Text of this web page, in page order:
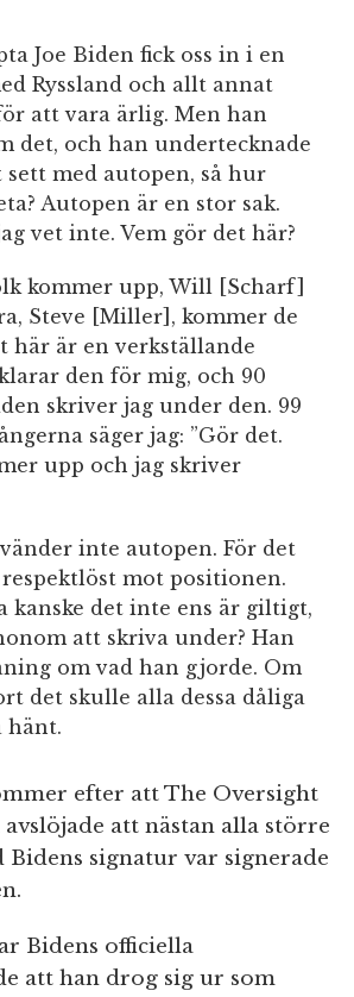
Joe Biden fick oss in i en
Ryssland och allt annat
att vara ärlig. Men han
det, och han undertecknade
med autopen, så hur
Autopen är en stor sak.
vet inte. Vem gör det här?
kommer upp, Will [Scharf]
Steve [Miller], kommer de
här är en verkställande
den för mig, och 90
skriver jag under den. 99
säger jag: ”Gör det.
upp och jag skriver
inte autopen. För det
mot positionen.
kanske det inte ens är giltigt,
att skriva under? Han
om vad han gjorde. Om
det skulle alla dessa dåliga
hänt.
efter att The Oversight
att nästan alla större
signatur var signerade
Bidens officiella
att han drog sig ur som